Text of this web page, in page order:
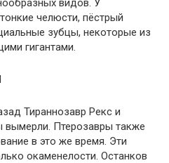
видов. У
челюсти, пёстрый
зубцы, некоторые из
гигантами.
Тираннозавр Рекс и
вымерли. Птерозавры также
в это же время. Эти
окаменелости. Останков